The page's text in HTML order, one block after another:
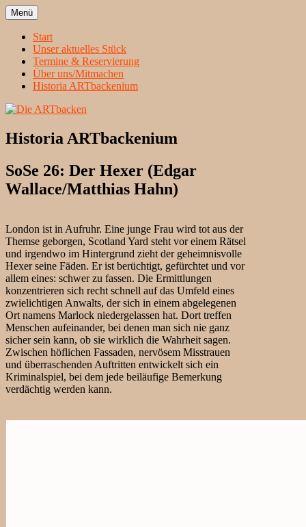
Zum
Inhalt
springen
Die ARTbacken
Menü
Start
Unser aktuelles Stück
Termine & Reservierung
Über uns/Mitmachen
Historia ARTbackenium
Historia ARTbackenium
SoSe 26: Der Hexer (Edgar
Wallace/Matthias Hahn)
London ist in Aufruhr. Eine junge Frau wird tot aus der
Themse geborgen, Scotland Yard steht vor einem Rätsel
und irgendwo im Hintergrund zieht der geheimnisvolle
Hexer seine Fäden. Er ist berüchtigt, gefürchtet und vor
allem eines: schwer zu fassen. Die Ermittlungen
konzentrieren sich recht schnell auf das Umfeld eines
zwielichtigen Anwalts, der sich in einem abgelegenen
Ort namens Marlock niedergelassen hat. Dort treffen
Menschen aufeinander, bei denen man sich nie ganz
sicher sein kann, ob sie wirklich die Wahrheit sagen.
Zwischen höflichen Fassaden, nervösem Misstrauen
und überraschenden Auftritten entwickelt sich ein
Kriminalspiel, bei dem jede beiläufige Bemerkung
verdächtig werden kann.